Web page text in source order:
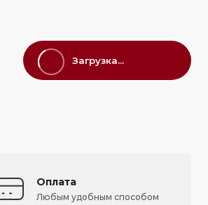
Загрузка...
Оплата
Любым удобным способом